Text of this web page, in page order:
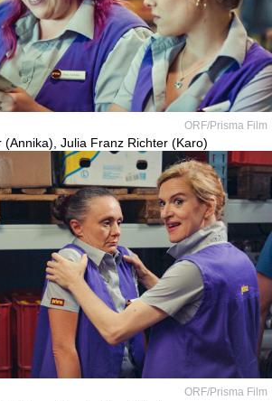
ORF/Prisma Film
(Annika), Julia Franz Richter (Karo)
ORF/Prisma Film